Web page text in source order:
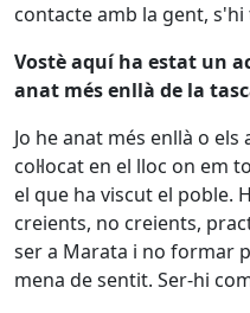
contacte amb la gent,
Vostè aquí ha estat un
anat més enllà de la
Jo he anat més enllà o
col·locat en el lloc on em
el que ha viscut el poble.
creients, no creients,
ser a Marata i no formar
mena de sentit. Ser-hi